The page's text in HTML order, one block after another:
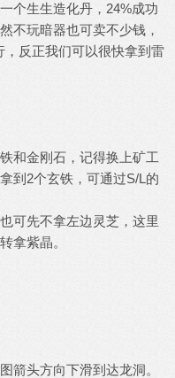
个生生造化丹，24%成功
不玩暗器也可卖不少钱，
反正我们可以很快拿到雷
和金刚石，记得换上矿工
到2个玄铁，可通过S/L的
可先不拿左边灵芝，这里
拿紫晶。
箭头方向下滑到达龙洞。